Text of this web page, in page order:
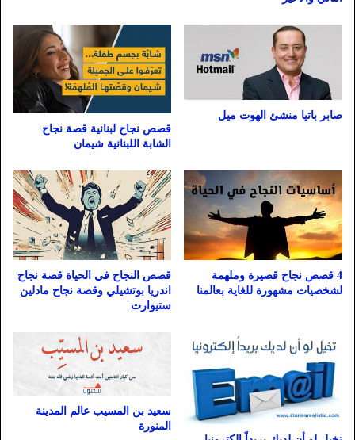
صابر باتيا منشئ الهوت ميل
قصص نجاح لبنانية قصة نجاح
الشابة اللبنانية شيمان
4 قصص نجاح قصيرة وملهمة
لشخصيات مشهورة للغاية بعالمنا
قصص النجاح في الحياة قصة نجاح
اندريا بوتشيلي وقصة نجاح مادلين
ستيوارت
سعيد بن المسيب عالم المدينة
المنورة